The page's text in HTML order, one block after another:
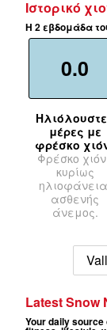
Ιστορικό
Η 2 εβδομάδα
0.0
μέρες με
φρέσκο
Φρέσκο
κυρίως
ασθενής
άνεμος.